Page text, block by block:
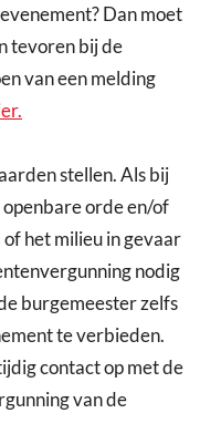
Dan moet
tevoren bij de
van een melding
stellen. Als bij
orde en/of
het milieu in gevaar
nodig
burgemeester zelfs
te verbieden.
contact op met de
van de